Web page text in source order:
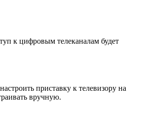
к цифровым телеканалам будет
приставку к телевизору на
вручную.